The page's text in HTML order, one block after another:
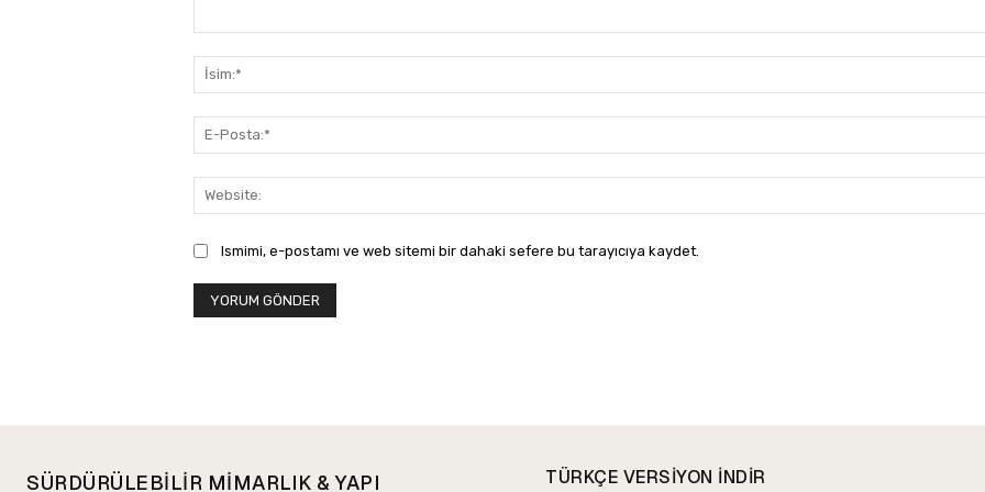
Ismimi, e-postamı ve web sitemi bir dahaki sefere bu tarayıcıya kaydet.
SÜRDÜRÜLEBİLİR MİMARLIK & YAPI TÜRKÇE VERSIYON INDIR